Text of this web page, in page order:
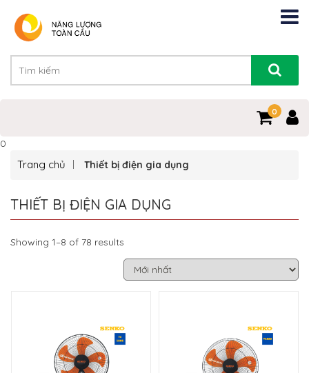
0
0
Trang chủ Thiết bị điện gia dụng
THIẾT BỊ ĐIỆN GIA DỤNG
Showing 1–8 of 78 results